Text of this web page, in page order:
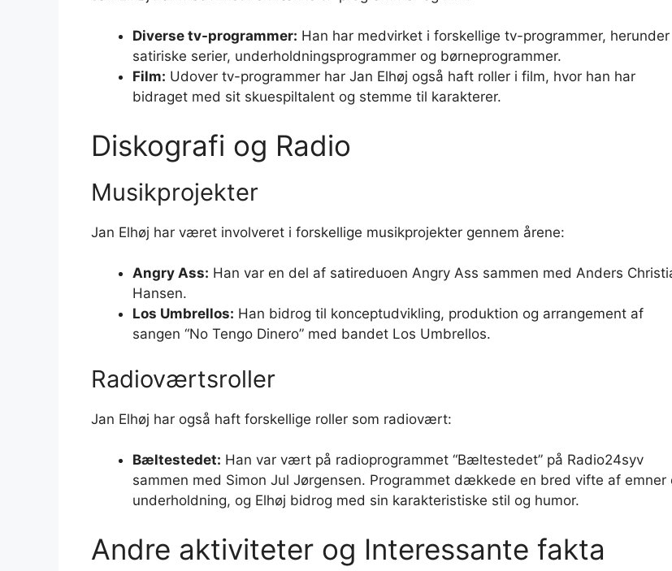
Diverse tv-programmer: Han har medvirket i forskellige tv-programmer, herunder
satiriske serier, underholdningsprogrammer og børneprogrammer.
Film: Udover tv-programmer har Jan Elhøj også haft roller i film, hvor han har
bidraget med sit skuespiltalent og stemme til karakterer.
Diskografi og Radio
Musikprojekter
Jan Elhøj har været involveret i forskellige musikprojekter gennem årene:
Angry Ass: Han var en del af satireduoen Angry Ass sammen med Anders
Hansen.
Los Umbrellos: Han bidrog til konceptudvikling, produktion og arrangement af
sangen “No Tengo Dinero” med bandet Los Umbrellos.
Radioværtsroller
Jan Elhøj har også haft forskellige roller som radiovært:
Bæltestedet: Han var vært på radioprogrammet “Bæltestedet” på Radio24syv
sammen med Simon Jul Jørgensen. Programmet dækkede en bred vifte af emner
underholdning, og Elhøj bidrog med sin karakteristiske stil og humor.
Andre aktiviteter og Interessante fakta